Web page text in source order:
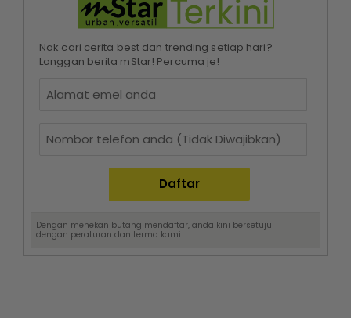
Nak cari cerita best dan trending setiap hari?
Langgan berita mStar! Percuma je!
Dengan menekan butang mendaftar, anda kini bersetuju
dengan peraturan dan terma kami.